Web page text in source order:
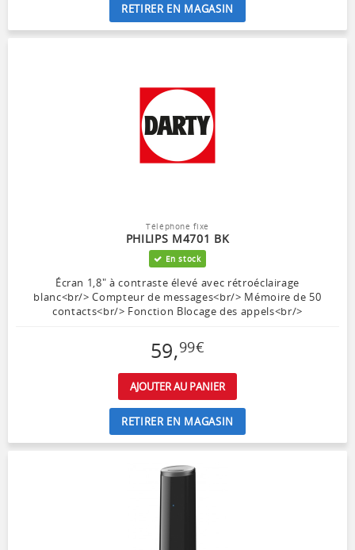
RETIRER EN MAGASIN
Téléphone fixe
PHILIPS M4701 BK
En stock
Écran 1,8" à contraste élevé avec rétroéclairage
blanc<br/> Compteur de messages<br/> Mémoire de 50
contacts<br/> Fonction Blocage des appels<br/>
59,99€
AJOUTER AU PANIER
RETIRER EN MAGASIN